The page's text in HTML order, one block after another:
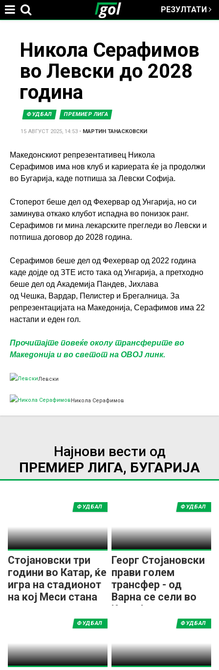
РЕЗУЛТАТИ
here
Никола Серафимов
во Левски до 2028
година
ФУДБАЛ ПРЕМИЕР ЛИГА
15 АВГУСТ 2025, 14:53 • МАРТИН ТАНАСКОВСКИ
Македонскиот репрезентативец Никола
Серафимов има нов клуб и кариерата ќе ја продолжи
во Бугарија, каде потпиша за Левски Софија.
Стоперот беше дел од Фехервар од Унгарија, но си
заминува откако клубот испадна во понизок ранг.
Серафимов ги мина лекарските прегледи во Левски и
потпиша договор до 2028 година.
Серафимов беше дел од Фехервар од 2022 година
каде дојде од ЗТЕ исто така од Унгарија, а претходно
беше дел од Академија Пандев, Јихлава
од Чешка, Вардар, Пелистер и Брегалница. За
репрезентацијата на Македонија, Серафимов има 22
настапи и еден гол.
Прочитајте повеќе околу трансферите во
Македонија и во светот на ОВОЈ линк.
Левски
Никола Серафимов
Најнови вести од
ПРЕМИЕР ЛИГА, БУГАРИЈА
Стојановски три
години во Катар, ќе
игра на стадионот
на кој Меси стана
ФУДБАЛ
Георг Стојановски
прави голем
трансфер - од
Варна се сели во
Катар!
ФУДБАЛ
ФУДБАЛ ФУДБАЛ